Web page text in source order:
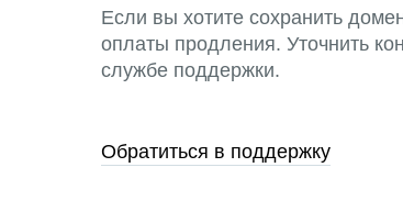
Если вы хотите сохранить
оплаты продления. Уточнить
службе поддержки.
Обратиться в поддержку